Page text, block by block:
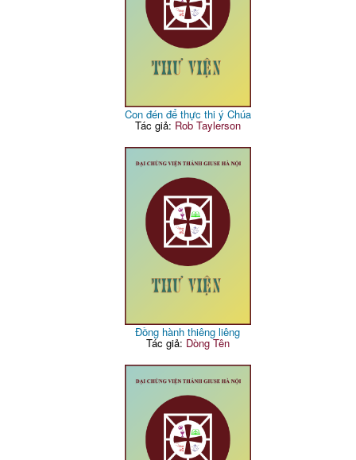
Con đén để thực thi ý Chúa
Tác giả: Rob Taylerson
Đồng hành thiêng liêng
Tác giả: Dòng Tên